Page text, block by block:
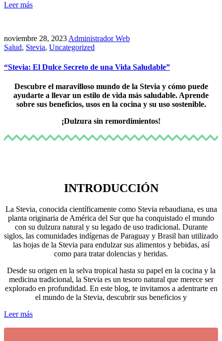
Leer más
noviembre 28, 2023Administrador Web
Salud, Stevia, Uncategorized
“Stevia: El Dulce Secreto de una Vida Saludable”
Descubre el maravilloso mundo de la Stevia y cómo puede
ayudarte a llevar un estilo de vida más saludable. Aprende
sobre sus beneficios, usos en la cocina y su uso sostenible.
¡Dulzura sin remordimientos!
INTRODUCCIÓN
La Stevia, conocida científicamente como Stevia rebaudiana, es una
planta originaria de América del Sur que ha conquistado el mundo
con su dulzura natural y su legado de uso tradicional. Durante
siglos, las comunidades indígenas de Paraguay y Brasil han utilizado
las hojas de la Stevia para endulzar sus alimentos y bebidas, así
como para tratar dolencias y heridas.
Desde su origen en la selva tropical hasta su papel en la cocina y la
medicina tradicional, la Stevia es un tesoro natural que merece ser
explorado en profundidad. En este blog, te invitamos a adentrarte en
el mundo de la Stevia, descubrir sus beneficios y
Leer más